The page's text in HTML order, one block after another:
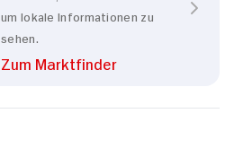
um lokale Informationen zu
sehen.
Zum Marktfinder